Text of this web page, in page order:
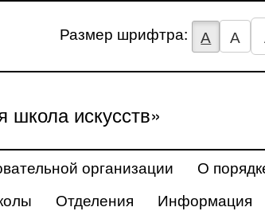
Размер шрифтра: А А
искусств»
организации О
Отделения Информация